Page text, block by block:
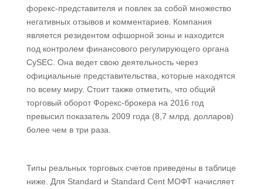
форекс-представителя и повлек за собой множество
негативных отзывов и комментариев. Компания
является резидентом офшорной зоны и находится
под контролем финансового регулирующего органа
CySEC. Она ведет свою деятельность через
официальные представительства, которые находятся
по всему миру. Стоит также отметить, что общий
торговый оборот Форекс-брокера на 2016 год
превысил показатель 2009 года (8,7 млрд. долларов)
более чем в три раза.
Типы реальных торговых счетов приведены в таблице
ниже. Для Standard и Standard Cent МОФТ начисляет